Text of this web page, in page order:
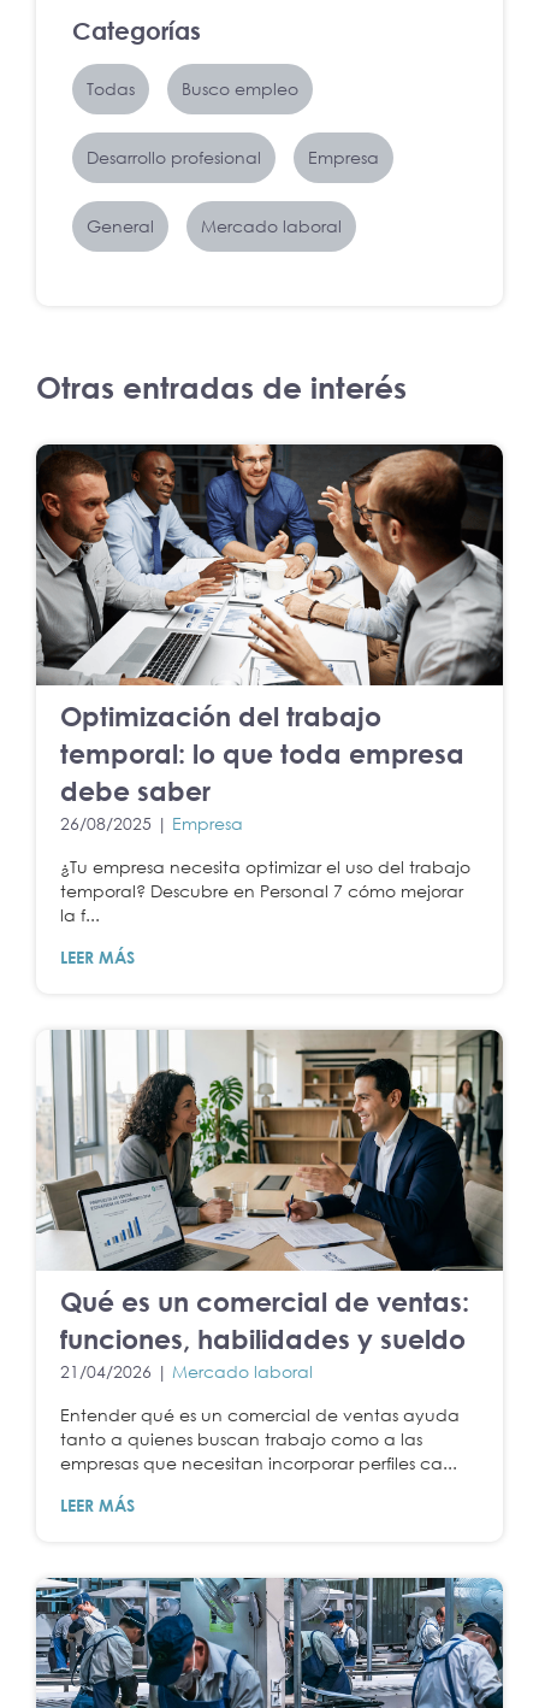
Categorías
Todas Busco empleo
Desarrollo profesional Empresa
General Mercado laboral
Otras entradas de interés
Optimización del trabajo
temporal: lo que toda empresa
debe saber
26/08/2025 | Empresa
¿Tu empresa necesita optimizar el uso del trabajo
temporal? Descubre en Personal 7 cómo mejorar
la f...
LEER MÁS
Qué es un comercial de ventas:
funciones, habilidades y sueldo
21/04/2026 | Mercado laboral
Entender qué es un comercial de ventas ayuda
tanto a quienes buscan trabajo como a las
empresas que necesitan incorporar perfiles ca...
LEER MÁS